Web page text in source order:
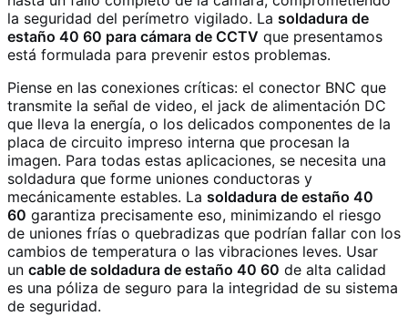
la seguridad del perímetro vigilado. La soldadura de
estaño 40 60 para cámara de CCTV que presentamos
está formulada para prevenir estos problemas.
Piense en las conexiones críticas: el conector BNC que
transmite la señal de video, el jack de alimentación DC
que lleva la energía, o los delicados componentes de la
placa de circuito impreso interna que procesan la
imagen. Para todas estas aplicaciones, se necesita una
soldadura que forme uniones conductoras y
mecánicamente estables. La soldadura de estaño 40
60 garantiza precisamente eso, minimizando el riesgo
de uniones frías o quebradizas que podrían fallar con los
cambios de temperatura o las vibraciones leves. Usar
un cable de soldadura de estaño 40 60 de alta calidad
es una póliza de seguro para la integridad de su sistema
de seguridad.